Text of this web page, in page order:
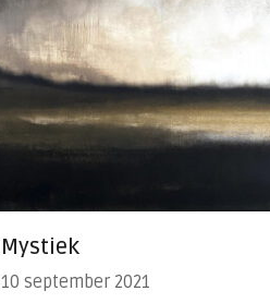
Mystiek
10 september 2021